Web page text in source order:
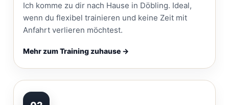
Ich komme zu dir nach Hause in Döbling. Ideal,
wenn du flexibel trainieren und keine Zeit mit
Anfahrt verlieren möchtest.
Mehr zum Training zuhause →